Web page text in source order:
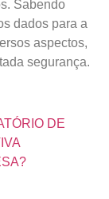
Sabendo
dados para a
aspectos,
segurança.
DE